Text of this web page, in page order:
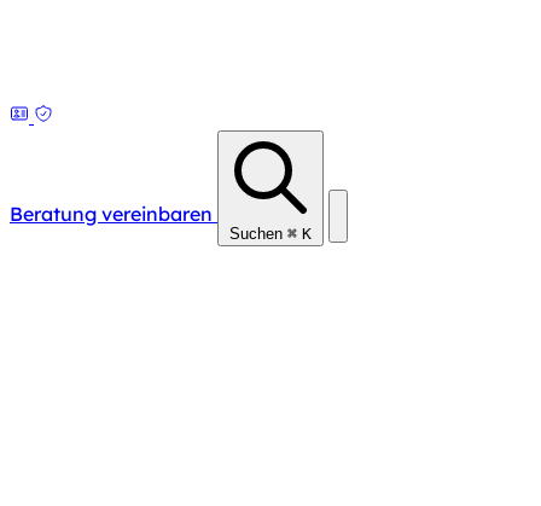
Beratung vereinbaren
Suchen ⌘ K